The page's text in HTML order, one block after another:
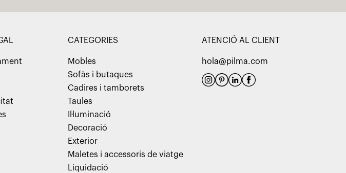
CATEGORIES
Mobles
Sofàs i butaques
Cadires i tamborets
Taules
Il·luminació
Decoració
Exterior
Maletes i accessoris de viatge
Liquidació
ATENCIÓ AL CLIENT
hola@pilma.com